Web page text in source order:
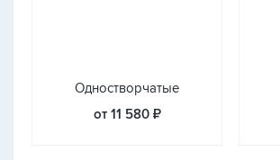
Одностворчатые
от 11 580 ₽